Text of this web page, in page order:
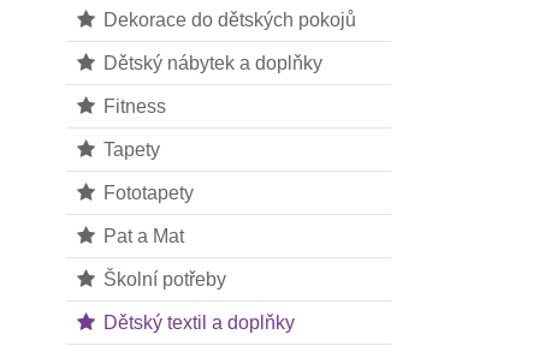
Dekorace do dětských pokojů
Dětský nábytek a doplňky
Fitness
Tapety
Fototapety
Pat a Mat
Školní potřeby
Dětský textil a doplňky